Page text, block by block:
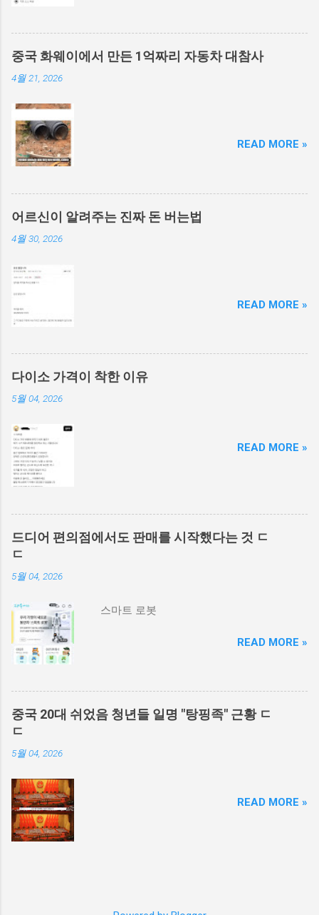
중국 화웨이에서 만든 1억짜리 자동차 대참사
4월 21, 2026
READ MORE »
어르신이 알려주는 진짜 돈 버는법
4월 30, 2026
READ MORE »
다이소 가격이 착한 이유
5월 04, 2026
READ MORE »
드디어 편의점에서도 판매를 시작했다는 것 ㄷ
ㄷ
5월 04, 2026
스마트 로봇
READ MORE »
중국 20대 쉬었음 청년들 일명 "탕핑족" 근황 ㄷ
ㄷ
5월 04, 2026
READ MORE »